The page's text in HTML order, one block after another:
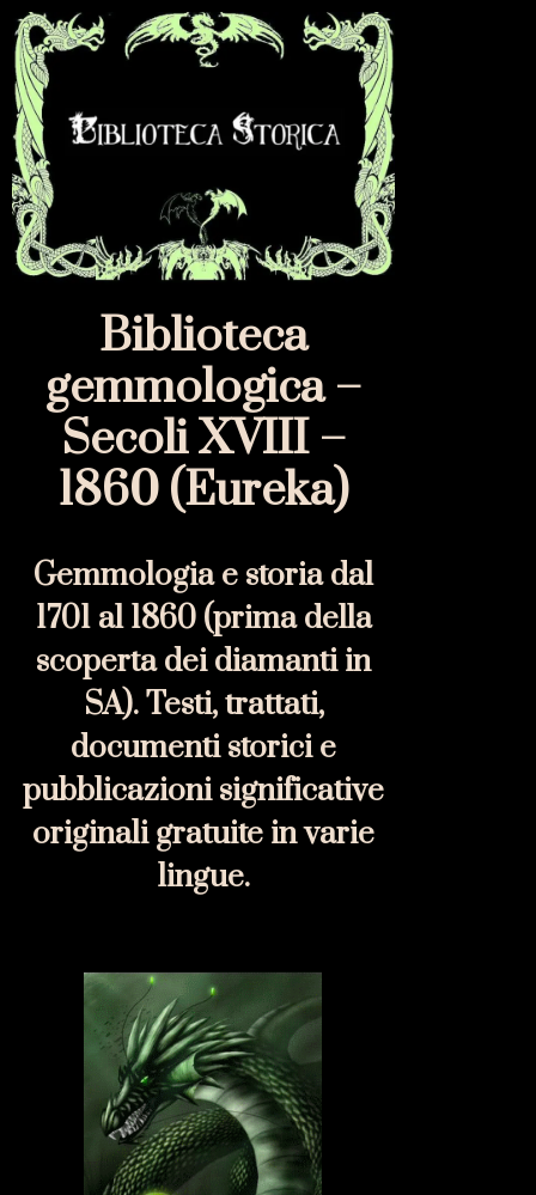
Biblioteca
gemmologica –
Secoli XVIII –
1860 (Eureka)
Gemmologia e storia dal
1701 al 1860 (prima della
scoperta dei diamanti in
SA). Testi, trattati,
documenti storici e
pubblicazioni significative
originali gratuite in varie
lingue.